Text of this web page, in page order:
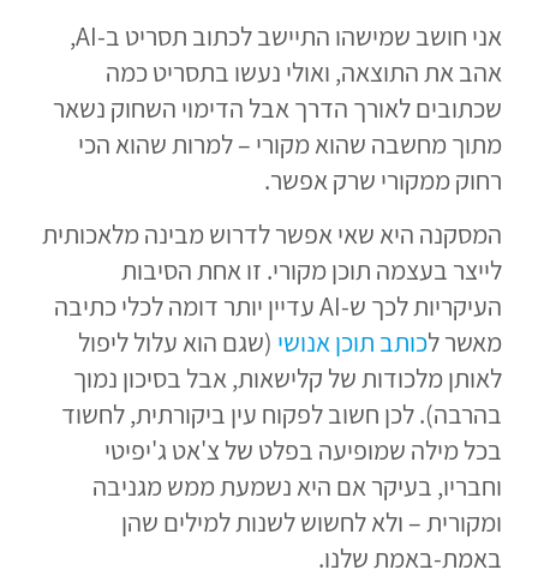
אני חושב שמישהו התיישב לכתוב תסריט ב-AI,
אהב את התוצאה, ואולי נעשו בתסריט כמה
שכתובים לאורך הדרך אבל הדימוי השחוק נשאר
מתוך מחשבה שהוא מקורי – למרות שהוא הכי
רחוק ממקורי שרק אפשר.
המסקנה היא שאי אפשר לדרוש מבינה מלאכותית
לייצר בעצמה תוכן מקורי. זו אחת הסיבות
העיקריות לכך ש-AI עדיין יותר דומה לכלי כתיבה
מאשר לכותב תוכן אנושי (שגם הוא עלול ליפול
לאותן מלכודות של קלישאות, אבל בסיכון נמוך
בהרבה). לכן חשוב לפקוח עין ביקורתית, לחשוד
בכל מילה שמופיעה בפלט של צ'אט ג'יפיטי
וחבריו, בעיקר אם היא נשמעת ממש מגניבה
ומקורית – ולא לחשוש לשנות למילים שהן
באמת-באמת שלנו.